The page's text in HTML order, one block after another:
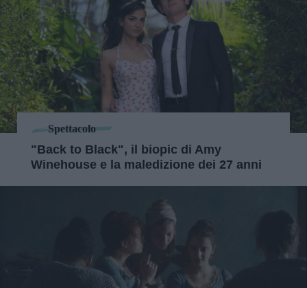
Spettacolo
"Back to Black", il biopic di Amy
Winehouse e la maledizione dei 27 anni